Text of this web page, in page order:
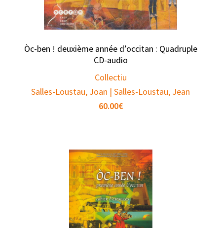
Òc-ben ! deuxième année d’occitan : Quadruple
CD-audio
Collectiu
Salles-Loustau, Joan | Salles-Loustau, Jean
60.00€